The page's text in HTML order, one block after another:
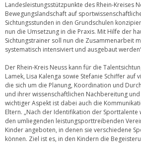
Landesleistungsstützpunkte des Rhein-Kreises
Bewegungslandschaft auf
Sichtungsstunden in den Grundschulen
nun die Umsetzung in die Praxis. Mit Hilfe der
Sichtungstrainer soll nun die Zusammenarbeit
systematisch intensiviert und ausgebaut
Der Rhein-Kreis Neuss kann für die
Lamek, Lisa Kalenga sowie Stefanie Schiffer auf
die sich um die Planung, Koordination und
und ihrer wissenschaftlichen Nachbereitung
wichtiger Aspekt ist dabei auch die
Eltern. „Nach der Identifikation der
den umliegenden leistungsporttreibenden
Kinder angeboten, in denen sie verschiedene
können. Ziel ist es, in den Kindern die